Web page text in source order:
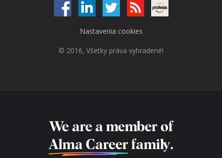
Nastavenia cookies
© 2016, Všetky práva vyhradené!
We are a member of
Alma Career family.